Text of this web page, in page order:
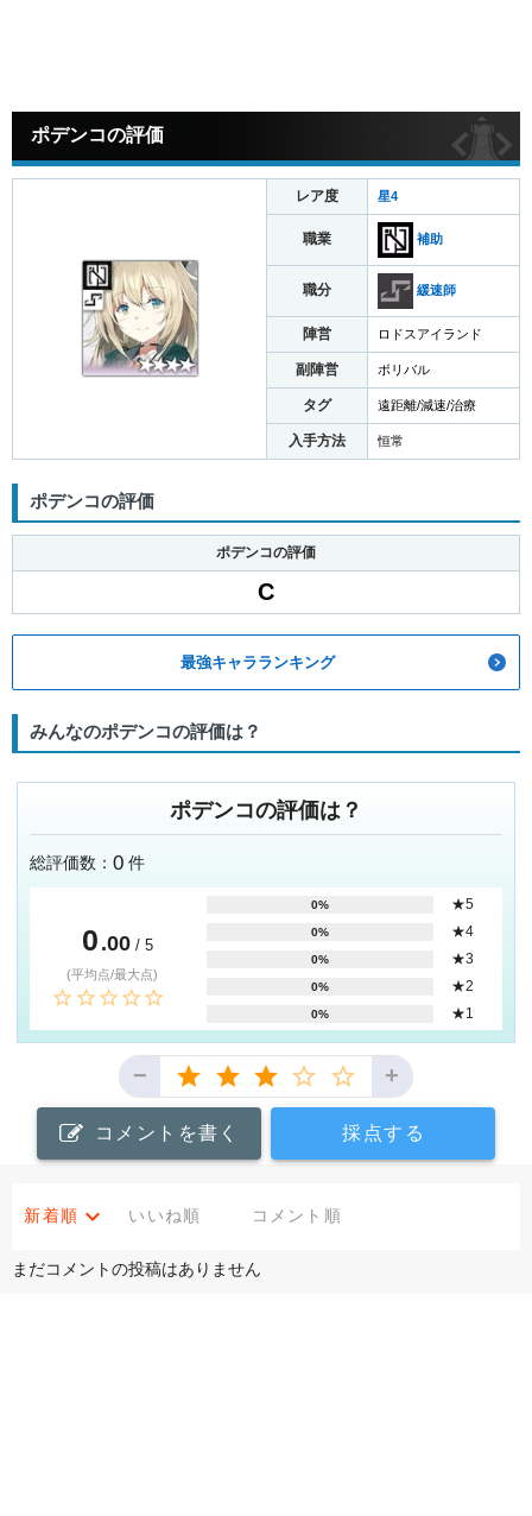
ポデンコの評価
レア度 星4
職業 補助
職分 緩速師
陣営 ロドスアイランド
副陣営 ボリバル
タグ 遠距離/減速/治療
入手方法 恒常
ポデンコの評価
ポデンコの評価
C
最強キャラランキング
みんなのポデンコの評価は？
ポデンコの評価は？
総評価数： 0 件
0 .00/ 5
(平均点/最大点)
0% ★5
0% ★4
0% ★3
0% ★2
0% ★1
− +
コメントを書く 採点する
新着順 いいね順 コメント順
まだコメントの投稿はありません